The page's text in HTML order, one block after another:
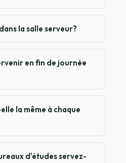
la salle serveur?
en fin de journée
la même à chaque
d'études servez-